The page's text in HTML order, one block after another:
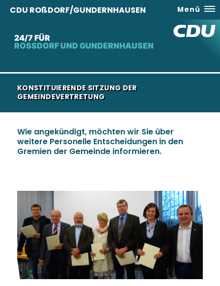
24/7 FÜR
ROSSDORF UND GUNDERNHAUSEN
CDU ROßDORF/GUNDERNHAUSEN Menü
KONSTITUIERENDE SITZUNG DER
GEMEINDEVERTRETUNG
Wie angekündigt, möchten wir Sie über
weitere Personelle Entscheidungen in den
Gremien der Gemeinde informieren.